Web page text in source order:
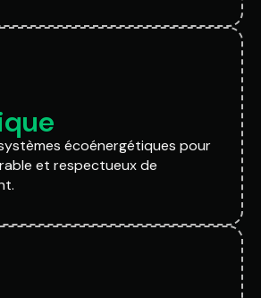
écoénergétiques pour
et respectueux de